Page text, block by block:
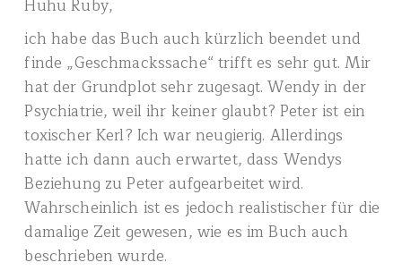
Huhu Ruby,
ich habe das Buch auch kürzlich beendet und
finde „Geschmackssache“ trifft es sehr gut. Mir
hat der Grundplot sehr zugesagt. Wendy in der
Psychiatrie, weil ihr keiner glaubt? Peter ist ein
toxischer Kerl? Ich war neugierig. Allerdings
hatte ich dann auch erwartet, dass Wendys
Beziehung zu Peter aufgearbeitet wird.
Wahrscheinlich ist es jedoch realistischer für die
damalige Zeit gewesen, wie es im Buch auch
beschrieben wurde.